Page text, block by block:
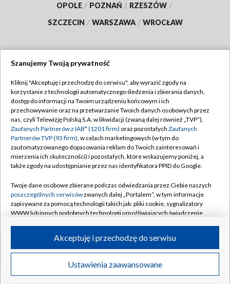
OPOLE / POZNAŃ / RZESZÓW /
SZCZECIN / WARSZAWA / WROCŁAW
TVP
Abonament TVP
Emisja w TVP
Centrum informacji TVP
Naziemna Telewizja Cyfrowa
Rada Programowa
System NOS
Informacje o nadawcy
Program dla prasy
Ogłoszenie przetargowe
Regulamin TVP
Polityka prywatności
Moje zgody
Pomoc
Kontakt
Kanały
©2026 Telewizja Polska S.A. w likwidacji
Szanujemy Twoją prywatność
Kliknij "Akceptuję i przechodzę do serwisu", aby wyrazić zgody na
korzystanie z technologii automatycznego śledzenia i zbierania danych,
dostęp do informacji na Twoim urządzeniu końcowym i ich
przechowywanie oraz na przetwarzanie Twoich danych osobowych przez
nas, czyli Telewizję Polską S.A. w likwidacji (zwaną dalej również „TVP”),
Zaufanych Partnerów z IAB* (1201 firm) oraz pozostałych Zaufanych
Partnerów TVP (93 firm), w celach marketingowych (w tym do
zautomatyzowanego dopasowania reklam do Twoich zainteresowań i
mierzenia ich skuteczności) i pozostałych, które wskazujemy poniżej, a
także zgody na udostępnianie przez nas identyfikatora PPID do Google.
Twoje dane osobowe zbierane podczas odwiedzania przez Ciebie naszych
poszczególnych serwisówzwanych dalej „Portalem”, w tym informacje
zapisywane za pomocą technologii takich jak: pliki cookie, sygnalizatory
WWW lub innych podobnych technologii umożliwiających świadczenie
ruchu w Internecie.
Twoje dane osobowe zbierane podczas odwiedzania przez Ciebie
poszczególnych serwisówna Portalu, takie jak adresy IP, identyfikatory
Ustawienia zaawansowane
Akceptuję i przechodzę do serwisu